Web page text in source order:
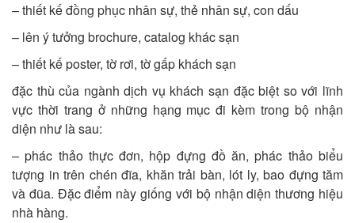
– thiết kế đồng phục nhân sự, thẻ nhân sự, con dấu
– lên ý tưởng brochure, catalog khác sạn
– thiết kế poster, tờ rơi, tờ gấp khách sạn
đặc thù của ngành dịch vụ khách sạn đặc biệt so với lĩnh
vực thời trang ở những hạng mục đi kèm trong bộ nhận
diện như là sau:
– phác thảo thực đơn, hộp đựng đồ ăn, phác thảo biểu
tượng in trên chén đĩa, khăn trải bàn, lót ly, bao đựng tăm
và đũa. Đặc điểm này giống với bộ nhận diện thương hiệu
nhà hàng.